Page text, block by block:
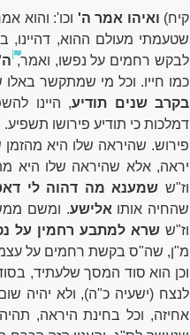
קיח) ואיהו אמר ה' וכו': והוא
שטעמתי מעולם ההוא, דהיינו,
לבקש רחמים על נפשו, ואמר,
כמו חייו. וכל מי שמתקשר
בקרב שנים תודיע, היינו
דמלכות כי תודיע פירושו תשפיע.
פירוש. שהיראה שלו היא
יראה, אלא שהיראה שלו היא
וז"ש שמענא מה דהוה לי
שהחיה אותו אלישע. ומשם
וז"ש שרא למתבע רחמין על
מ"ן, שה"ס בקשת רחמים על
וכן הוא סוד המסך שלעתיד,
לנצח (ישעיה כ"ה), ולא יהיה
אחיזה, וכל בחינת היראה,